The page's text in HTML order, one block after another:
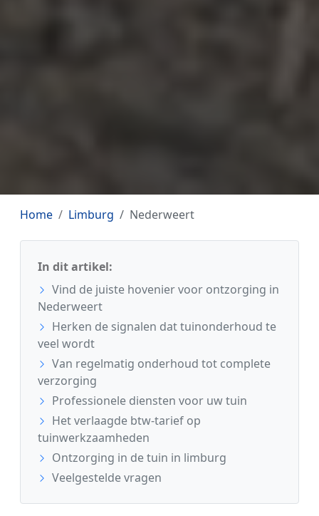
Home Limburg Nederweert
In dit artikel:
Vind de juiste hovenier voor ontzorging in
Nederweert
Herken de signalen dat tuinonderhoud te
veel wordt
Van regelmatig onderhoud tot complete
verzorging
Professionele diensten voor uw tuin
Het verlaagde btw-tarief op
tuinwerkzaamheden
Ontzorging in de tuin in limburg
Veelgestelde vragen